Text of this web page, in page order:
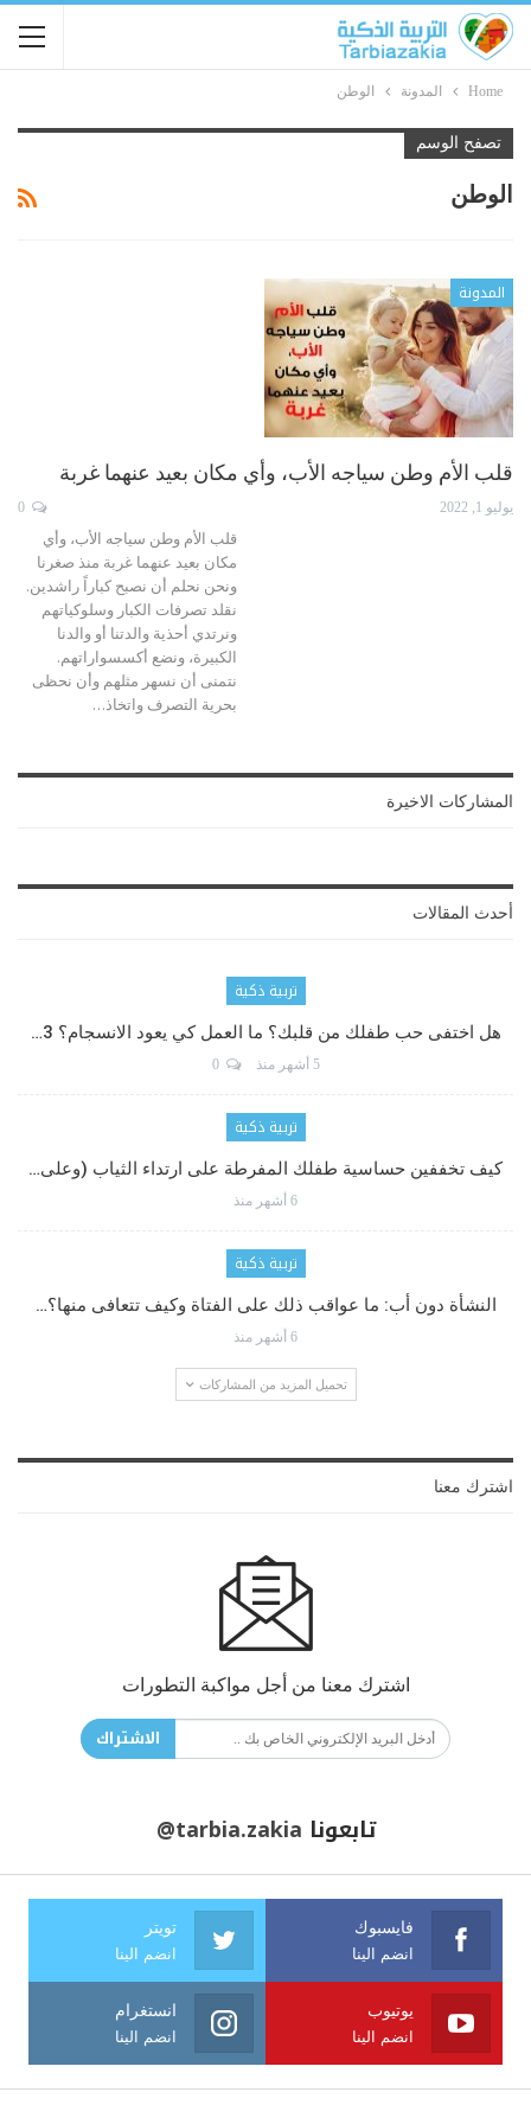
Home المدونة الوطن
تصفح الوسم
الوطن
المدونة
قلب الأم وطن سياجه الأب، وأي مكان بعيد عنهما غربة
يوليو 1, 2022
قلب الأم وطن سياجه الأب، وأي
مكان بعيد عنهما غربة منذ صغرنا
ونحن نحلم أن نصبح كباراً راشدين.
نقلد تصرفات الكبار وسلوكياتهم
ونرتدي أحذية والدتنا أو والدنا
الكبيرة، ونضع أكسسواراتهم.
نتمنى أن نسهر مثلهم وأن نحظى
بحرية التصرف واتخاذ…
المشاركات الاخيرة
أحدث المقالات
تربية ذكية
هل اختفى حب طفلك من قلبك؟ ما العمل كي يعود الانسجام؟ 3…
5 أشهر منذ 0
تربية ذكية
كيف تخففين حساسية طفلك المفرطة على ارتداء الثياب (وعلى…
6 أشهر منذ
تربية ذكية
النشأة دون أب: ما عواقب ذلك على الفتاة وكيف تتعافى منها؟…
6 أشهر منذ
تحميل المزيد من المشاركات
اشترك معنا
اشترك معنا من أجل مواكبة التطورات
الاشتراك
تابعونا @tarbia.zakia
فايسبوك
انضم الينا
تويتر
انضم الينا
يوتيوب
انضم الينا
انستغرام
انضم الينا